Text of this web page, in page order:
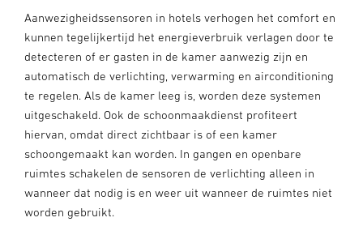
Aanwezigheidssensoren in hotels verhogen het comfort en
kunnen tegelijkertijd het energieverbruik verlagen door te
detecteren of er gasten in de kamer aanwezig zijn en
automatisch de verlichting, verwarming en airconditioning
te regelen. Als de kamer leeg is, worden deze systemen
uitgeschakeld. Ook de schoonmaakdienst profiteert
hiervan, omdat direct zichtbaar is of een kamer
schoongemaakt kan worden. In gangen en openbare
ruimtes schakelen de sensoren de verlichting alleen in
wanneer dat nodig is en weer uit wanneer de ruimtes niet
worden gebruikt.